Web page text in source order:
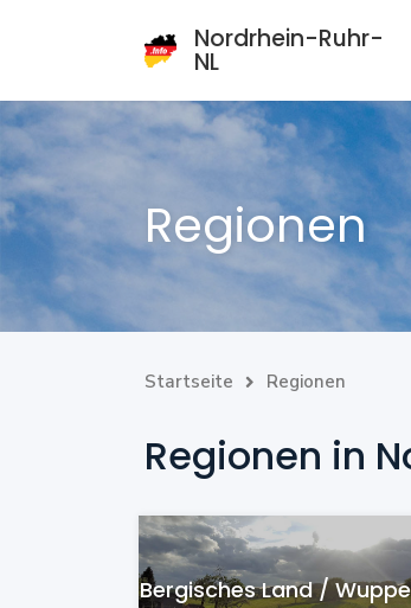
Nordrhein-Ruhr-
NL
Regionen
Startseite  Regionen
Regionen in
Bergisches Land /